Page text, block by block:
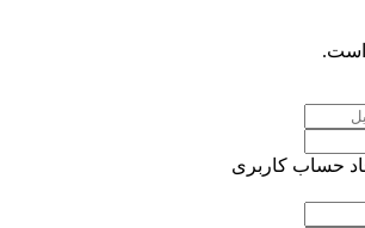
است.
حساب کاربری